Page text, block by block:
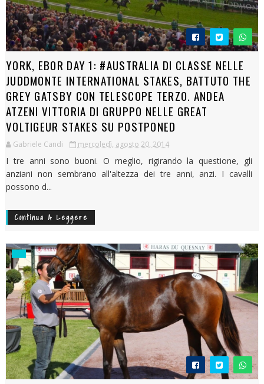
YORK, EBOR DAY 1: #AUSTRALIA DI CLASSE NELLE
JUDDMONTE INTERNATIONAL STAKES, BATTUTO THE
GREY GATSBY CON TELESCOPE TERZO. ANDEA
ATZENI VITTORIA DI GRUPPO NELLE GREAT
VOLTIGEUR STAKES SU POSTPONED
Gabriele Candi mercoledì, agosto 20, 2014
I tre anni sono buoni. O meglio, rigirando la questione, gli
anziani non sembrano all'altezza dei tre anni, anzi. I cavalli
possono d...
Continua A Leggere